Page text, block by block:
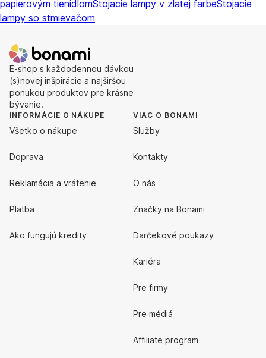
papierovým tienidlomStojacie lampy v zlatej farbeStojacie
lampy so stmievačom
E-shop s každodennou dávkou
(s)novej inšpirácie a najširšou
ponukou produktov pre krásne
bývanie.
INFORMÁCIE O NÁKUPE
Všetko o nákupe
Doprava
Reklamácia a vrátenie
Platba
Ako fungujú kredity
VIAC O BONAMI
Služby
Kontakty
O nás
Značky na Bonami
Darčekové poukazy
Kariéra
Pre firmy
Pre médiá
Affiliate program